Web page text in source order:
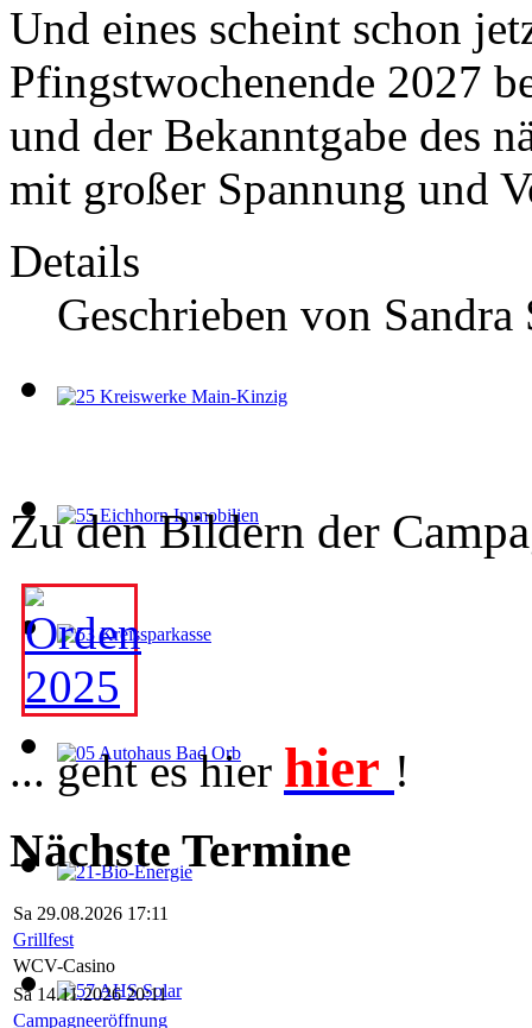
Und eines scheint schon
Pfingstwochenende 2027
und der Bekanntgabe des
mit großer Spannung und
Details
Geschrieben von
Zu den Bildern der
... geht es hier hier !
Nächste Termine
Sa 29.08.2026 17:11
Grillfest
WCV-Casino
Sa 14.11.2026 20:11
Campagneeröffnung